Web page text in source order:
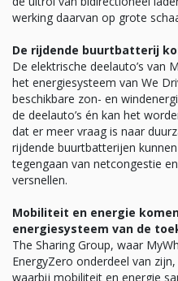
werking daarvan op grote
De rijdende buurtbatterij
De elektrische deelauto’s van
het energiesysteem van We
beschikbare zon- en
de deelauto’s én kan het
dat er meer vraag is naar
rijdende buurtbatterijen
tegengaan van netcongestie
versnellen.
Mobiliteit en energie
energiesysteem van de
The Sharing Group, waar
EnergyZero onderdeel van
waarbij mobiliteit en energie